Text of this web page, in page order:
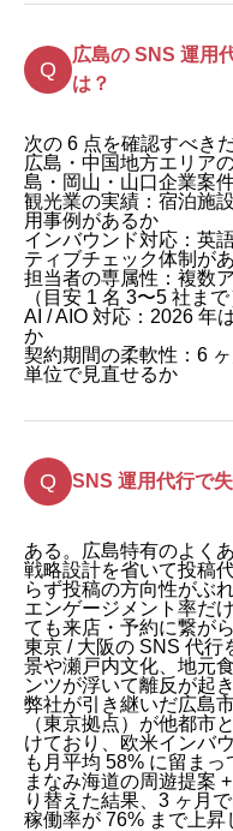
広島の SNS 運用
は？
次の 6 点を確認すべきだ
広島・中国地方エリア
島・岡山・山口企業案
観光業の実績：宿泊施
用事例があるか
インバウンド対応：英
ティブチェック体制が
担当者の専属性：複数
（目安 1 名 3〜5 社まで
AI / AIO 対応：2026 年
か
契約期間の柔軟性：6
単位で見直せるか
SNS 運用代行で
ある。広島特有のよく
戦略設計を省いて投稿
らず投稿の方向性がぶ
エンゲージメント率だ
ても来店・予約に繋が
東京 / 大阪の SNS 代行
景や瀬戸内文化、地元
ンツが浮いて離反が起
弊社が引き継いだ広島
（東京拠点）が他都市
けており、欧米インバ
も月平均 58% に留ま
まなみ海道の周遊提案
り替えた結果、3 ヶ月
稼働率が 76% まで上昇